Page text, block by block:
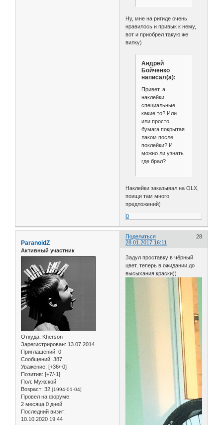
Ну, мне на ригиде очень
нравилось и привык к нему,
вот и приобрел такую же
вилку)
Андрей
Бойченко
написал(а):
Привет, а
наклейки
специальные
какие то? Или
или просто
бумага покрытая
лаком после
поклейки? И
можно ли узнать
где брал?
Наклейки заказывал на OLX,
поищи там много
предложений)
0
Поделиться
28
28.01.2017 16:11
ParanoidZ
Активный участник
Откуда: Kherson
Зарегистрирован: 13.07.2014
Приглашений: 0
Сообщений: 387
Уважение: [+36/-0]
Позитив: [+7/-1]
Пол: Мужской
Возраст: 32 [1994-01-04]
Провел на форуме:
2 месяца 0 дней
Последний визит:
10.10.2020 19:44
Задул проставку в чёрный
цвет, теперь в ожидании до
высыхания краски))